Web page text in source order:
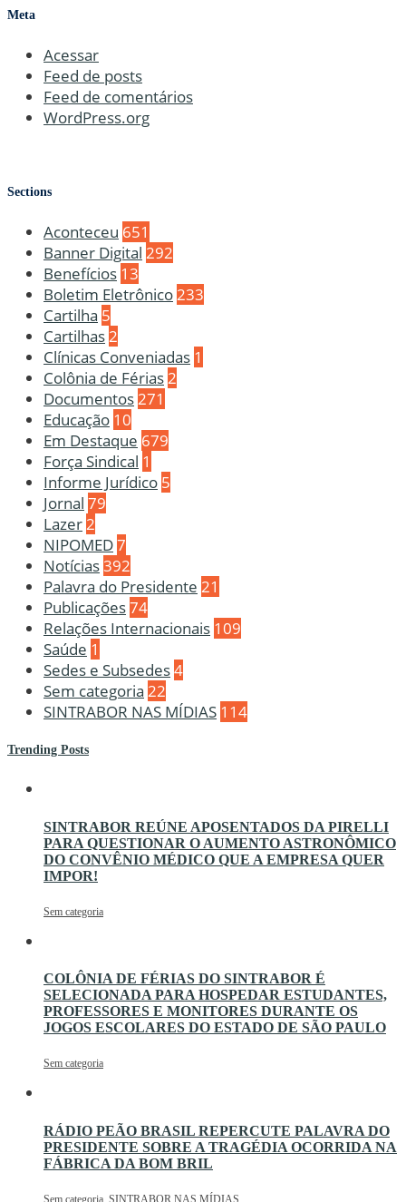
Meta
Acessar
Feed de posts
Feed de comentários
WordPress.org
Sections
Aconteceu 651
Banner Digital 292
Benefícios 13
Boletim Eletrônico 233
Cartilha 5
Cartilhas 2
Clínicas Conveniadas 1
Colônia de Férias 2
Documentos 271
Educação 10
Em Destaque 679
Força Sindical 1
Informe Jurídico 5
Jornal 79
Lazer 2
NIPOMED7
Notícias392
Palavra do Presidente 21
Publicações74
Relações Internacionais 109
Saúde 1
Sedes e Subsedes4
Sem categoria 22
SINTRABOR NAS MÍDIAS 114
Trending Posts
SINTRABOR REÚNE APOSENTADOS DA PIRELLI
PARA QUESTIONAR O AUMENTO ASTRONÔMICO
DO CONVÊNIO MÉDICO QUE A EMPRESA QUER
IMPOR!
Sem categoria
COLÔNIA DE FÉRIAS DO SINTRABOR É
SELECIONADA PARA HOSPEDAR ESTUDANTES,
PROFESSORES E MONITORES DURANTE OS
JOGOS ESCOLARES DO ESTADO DE SÃO PAULO
Sem categoria
RÁDIO PEÃO BRASIL REPERCUTE PALAVRA DO
PRESIDENTE SOBRE A TRAGÉDIA OCORRIDA NA
FÁBRICA DA BOM BRIL
Sem categoria SINTRABOR NAS MÍDIAS